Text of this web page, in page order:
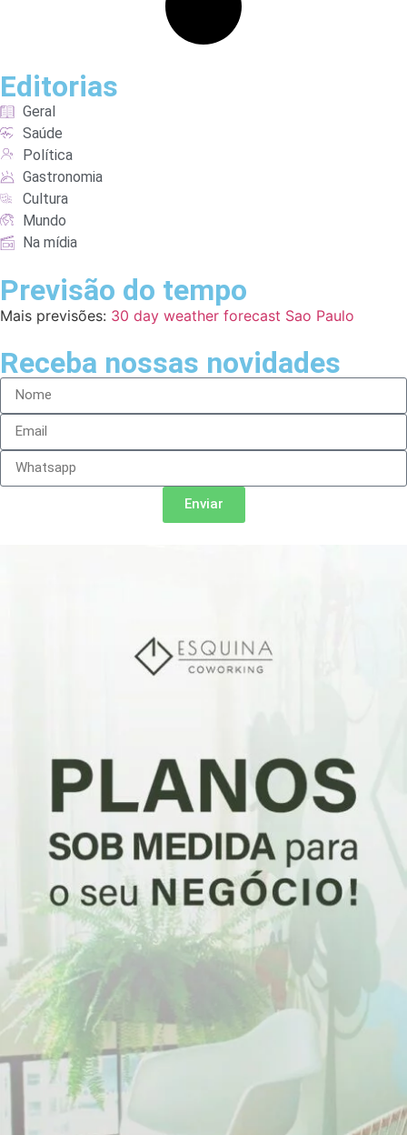
Editorias
Geral
Saúde
Política
Gastronomia
Cultura
Mundo
Na mídia
Previsão do tempo
Mais previsões: 30 day weather forecast Sao Paulo
Receba nossas novidades
Enviar